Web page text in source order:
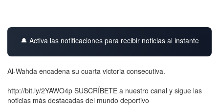
🔔 Activa las notificaciones para recibir noticias al instante
Al-Wahda encadena su cuarta victoria consecutiva.
http://bit.ly/2YAWO4p SUSCRÍBETE a nuestro canal y sigue las
noticias más destacadas del mundo deportivo